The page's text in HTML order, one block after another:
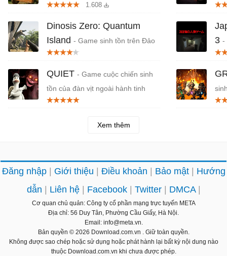
1.608
Dinosis Zero: Quantum
Island - Game sinh tồn trên Đảo
Khủng long
QUIET - Game cuộc chiến sinh
tồn của đàn vịt ngoài hành tinh
3 -
Xem thêm
Đăng nhập Giới thiệu Điều khoản Bảo mật
Hướng
dẫn
Liên hệ Facebook Twitter DMCA
Cơ quan chủ quản: Công ty cổ phần mạng trực tuyến META
Địa chỉ: 56 Duy Tân, Phường Cầu Giấy, Hà Nội.
Email: info@meta.vn.
Bản quyền © 2026 Download.com.vn . Giữ toàn quyền.
Không được sao chép hoặc sử dụng hoặc phát hành lại bất kỳ nội dung nào
thuộc Download.com.vn khi chưa được phép.